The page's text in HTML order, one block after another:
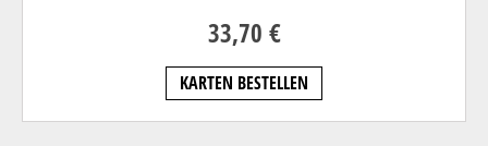
33,70 €
KARTEN BESTELLEN